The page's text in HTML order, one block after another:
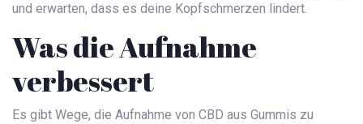
und erwarten, dass es deine Kopfschmerzen lindert.
Was die Aufnahme
verbessert
Es gibt Wege, die Aufnahme von CBD aus Gummis zu